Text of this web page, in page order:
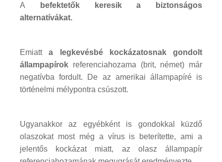
A befektetők keresik a biztonságos
alternatívákat.
Emiatta legkevésbé kockázatosnak gondolt
állampapírok referenciahozama (brit, német) már
negatívba fordult. De az amerikai állampapíré is
történelmi mélypontra csúszott.
Ugyanakkor az egyébként is gondokkal küzdő
olaszokat most még a vírus is beterítette, ami a
jelentős kockázat miatt, az olasz állampapír